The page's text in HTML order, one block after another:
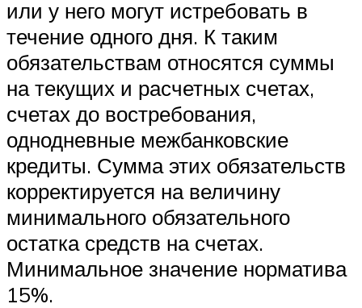
или у него могут истребовать в
течение одного дня. К таким
обязательствам относятся суммы
на текущих и расчетных счетах,
счетах до востребования,
однодневные межбанковские
кредиты. Сумма этих обязательств
корректируется на величину
минимального обязательного
остатка средств на счетах.
Минимальное значение норматива
15%.